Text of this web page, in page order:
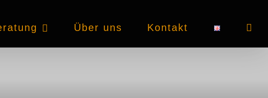
Über uns Kontakt